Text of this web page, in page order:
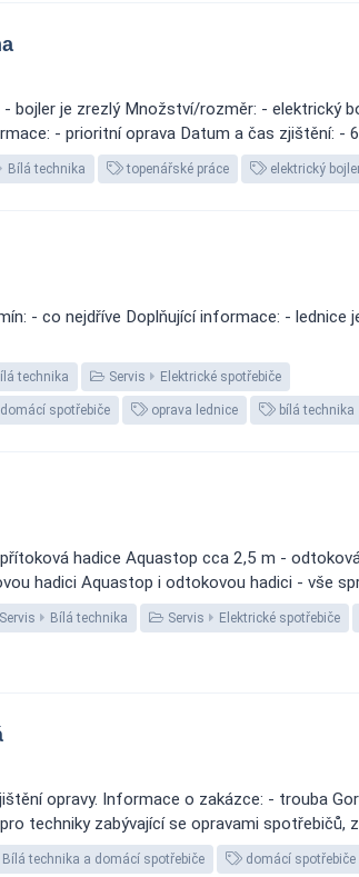
bojler je zrezlý Množství/rozměr: - elektrický
- prioritní oprava Datum a čas zjištění: -
Bílá technika topenářské práce elektrický
- co nejdříve Doplňující informace: - lednice
technika Servis Elektrické spotřebiče
domácí spotřebiče oprava lednice bílá technika
hadice Aquastop cca 2,5 m -
hadici Aquastop i odtokovou hadici - vše
Servis Bílá technika Servis Elektrické spotřebiče
opravy. Informace o zakázce: - trouba
techniky zabývající se opravami spotřebičů,
Bílá technika a domácí spotřebiče domácí spotřebiče